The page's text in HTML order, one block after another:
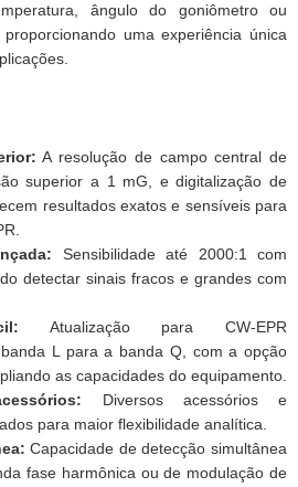
ângulo do goniômetro ou
uma experiência única
A resolução de campo central de
superior a 1 mG, e digitalização de
resultados exatos e sensíveis para
Sensibilidade até 2000:1 com
detectar sinais fracos e grandes com
Atualização para CW-EPR
L para a banda Q, com a opção
as capacidades do equipamento.
Diversos acessórios e
para maior flexibilidade analítica.
Capacidade de detecção simultânea
fase harmônica ou de modulação de